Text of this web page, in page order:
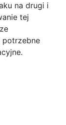
na drugi i
tej
potrzebne